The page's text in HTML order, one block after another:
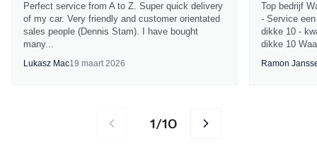
Perfect service from A to Z. Super quick delivery
of my car. Very friendly and customer orientated
sales people (Dennis Stam). I have bought
many...
Lukasz Mac19 maart 2026
Top bedrijf
- Service
dikke 10 -
dikke 10
Ramon
1/10